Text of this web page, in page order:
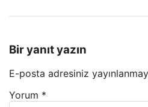
Bir yanıt yazın
E-posta adresiniz
Yorum *